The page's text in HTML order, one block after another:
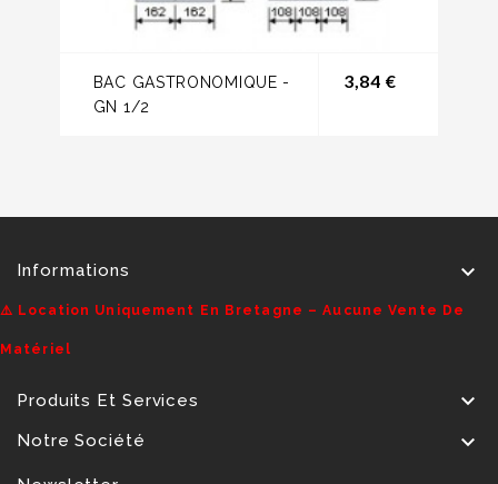
BAC GASTRONOMIQUE -
GN 1/2
3,84 €Prix
Informations 
⚠️ Location Uniquement En Bretagne – Aucune Vente De
Matériel
Produits Et Services 
Notre Société 